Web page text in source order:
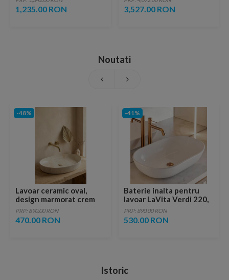
1,235.00 RON 3,527.00 RON
Noutati
-48%
Lavoar ceramic oval,
design marmorat crem
lucios cu vene aurii,
ventil inclus
PRP: 890.00 RON
470.00 RON
-41%
Baterie inalta pentru
lavoar LaVita Verdi 220,
fara ventil, brushed
copper
PRP: 890.00 RON
530.00 RON
Istoric